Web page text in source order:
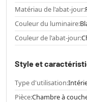
Matériau de l'abat-jour:
Couleur du luminaire:
Couleur de l'abat-jour:
Style et
Type d'utilisation:
Pièce:Chambre à